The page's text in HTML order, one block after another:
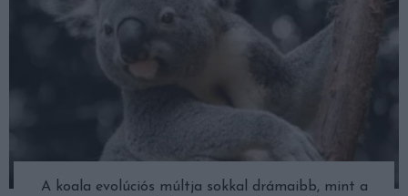
A koala evolúciós múltja sokkal drámaibb, mint a